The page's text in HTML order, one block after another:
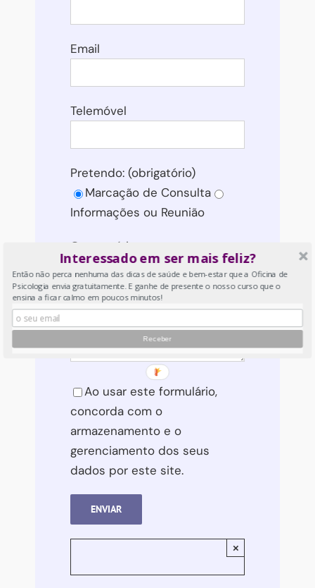
Email
Telemóvel
Pretendo: (obrigatório)
Marcação de Consulta
Informações ou Reunião
Comentário:
Please leave this field empty.
Ao usar este formulário,
concorda com o
armazenamento e o
gerenciamento dos seus
dados por este site.
×
Interessado em ser mais feliz?
Então não perca nenhuma das dicas de saúde e bem-estar que a Oficina de
Psicologia envia gratuitamente. E ganhe de presente o nosso curso que o
ensina a ficar calmo em poucos minutos!